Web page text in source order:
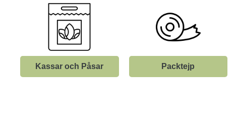
Kassar och Påsar Packtejp